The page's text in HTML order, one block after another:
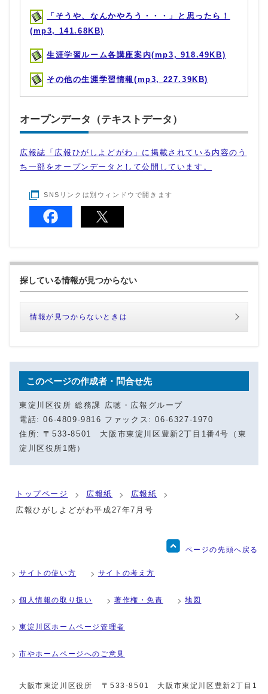
「そうや、なんかやろう・・・」と思ったら！
(mp3, 141.68KB)
生涯学習ルーム各講座案内(mp3, 918.49KB)
その他の生涯学習情報(mp3, 227.39KB)
オープンデータ（テキストデータ）
広報誌「広報ひがしよどがわ」に掲載されている内容のう
ち一部をオープンデータとして公開しています。
SNSリンクは別ウィンドウで開きます
探している情報が見つからない
情報が見つからないときは
このページの作成者・問合せ先
東淀川区役所 総務課 広聴・広報グループ
電話: 06-4809-9816 ファックス: 06-6327-1970
住所: 〒533-8501 大阪市東淀川区豊新2丁目1番4号（東
淀川区役所1階）
トップページ 広報紙
広報紙
広報ひがしよどがわ平成27年7月号
ページの先頭へ戻る
サイトの使い方 サイトの考え方
個人情報の取り扱い 著作権・免責 地図
東淀川区ホームページ管理者
市やホームページへのご意見
大阪市東淀川区役所 〒533-8501 大阪市東淀川区豊新2丁目1